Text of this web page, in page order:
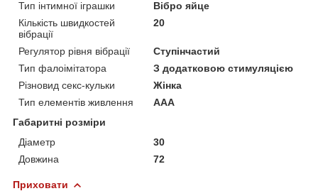
Тип інтимної іграшки
Вібро яйце
Кількість швидкостей
вібрації
20
Регулятор рівня вібрації
Ступінчастий
Тип фалоімітатора
З додатковою стимуляцією
Різновид секс-кульки
Жінка
Тип елементів живлення
AAA
Габаритні розміри
Діаметр
30
Довжина
72
Приховати